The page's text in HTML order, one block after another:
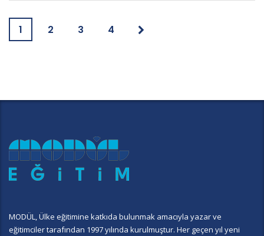
1 2 3 4
MODÜL, Ülke eğitimine katkıda bulunmak amacıyla yazar ve
eğitimciler tarafından 1997 yılında kurulmuştur. Her geçen yıl yeni